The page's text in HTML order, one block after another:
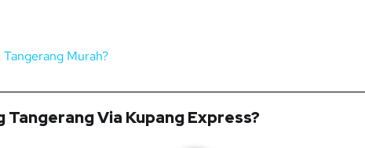
Murah?
Via Kupang Express?